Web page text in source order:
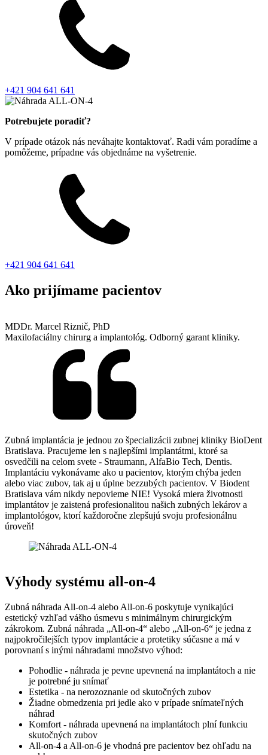
+421 904 641 641
Potrebujete poradiť?
V prípade otázok nás neváhajte kontaktovať. Radi vám poradíme a
pomôžeme, prípadne vás objednáme na vyšetrenie.
+421 904 641 641
Ako prijímame pacientov
MDDr. Marcel Riznič, PhD
Maxilofaciálny chirurg a implantológ. Odborný garant kliniky.
Zubná implantácia je jednou zo špecializácii zubnej kliniky BioDent
Bratislava. Pracujeme len s najlepšími implantátmi, ktoré sa
osvedčili na celom svete - Straumann, AlfaBio Tech, Dentis.
Implantáciu vykonávame ako u pacientov, ktorým chýba jeden
alebo viac zubov, tak aj u úplne bezzubých pacientov. V Biodent
Bratislava vám nikdy nepovieme NIE! Vysoká miera životnosti
implantátov je zaistená profesionalitou našich zubných lekárov a
implantológov, ktorí každoročne zlepšujú svoju profesionálnu
úroveň!
Výhody systému all-on-4
Zubná náhrada All-on-4 alebo All-on-6 poskytuje vynikajúci
estetický vzhľad vášho úsmevu s minimálnym chirurgickým
zákrokom. Zubná náhrada „All-on-4“ alebo „All-on-6“ je jedna z
najpokročilejších typov implantácie a protetiky súčasne a má v
porovnaní s inými náhradami množstvo výhod:
Pohodlie - náhrada je pevne upevnená na implantátoch a nie
je potrebné ju snímať
Estetika - na nerozoznanie od skutočných zubov
Žiadne obmedzenia pri jedle ako v prípade snímateľných
náhrad
Komfort - náhrada upevnená na implantátoch plní funkciu
skutočných zubov
All-on-4 a All-on-6 je vhodná pre pacientov bez ohľadu na